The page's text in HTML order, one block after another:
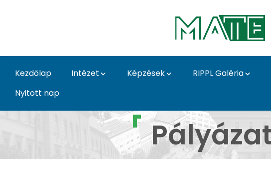
Kezdőlap Intézet Képzések RIPPL Galéria
Nyitott nap
Pályázatok - NTP SZKOLL